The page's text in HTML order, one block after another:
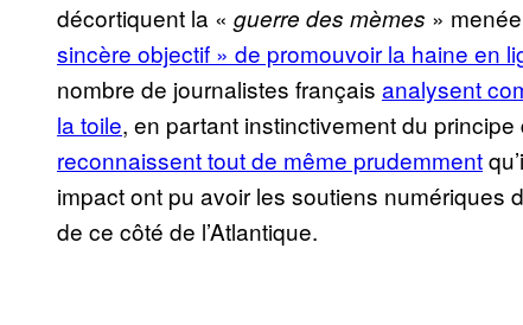
décortiquent la « guerre des mèmes »
sincère objectif » de promouvoir la haine en
nombre de journalistes français analysent
la toile, en partant instinctivement du
reconnaissent tout de même prudemment
impact ont pu avoir les soutiens numériques
de ce côté de l’Atlantique.